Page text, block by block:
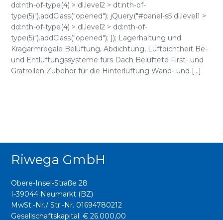
dd:nth-of-type(4) > dl.level2 > dt:nth-of-
type(5)").addClass("opened"); jQuery("#panel-s5 dl.level1 >
dd:nth-of-type(4) > dl.level2 > dd:nth-of-
type(5)").addClass("opened"); }); Lagerhaltung und
Kragarmregale Belüftung, Abdichtung, Luftdichtheit Be-
und Entlüftungssysteme fürs Dach Belüftete First- und
Gratrollen Zubehör für die Hinterlüftung Wand- und [...]
Riwega GmbH
Obere-Insel-Straße 28
I-39044 Neumarkt (BZ)
MwSt.-Nr./ Str.-Nr. 01694780212
Gesellschaftskapital: € 26.000,00